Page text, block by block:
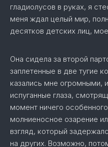
гладиолусов в руках, я
меня ждал целый мир,
десятков детских лиц,
Она сидела за второй
заплетенные в две тугие
казались мне огромными,
испуганные глаза,
момент ничего
молниеносное озарение
взгляд, который
на других. Возможно,